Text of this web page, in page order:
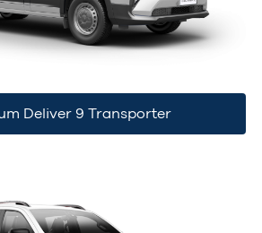
Deliver 9 Transporter